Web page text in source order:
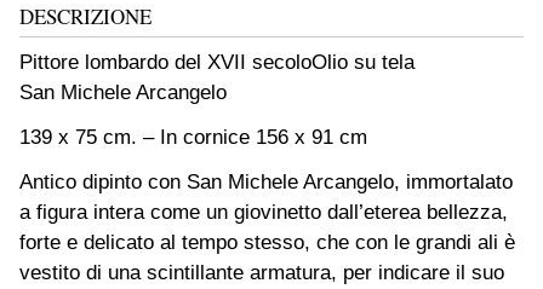
DESCRIZIONE
Pittore lombardo del XVII secolo
San Michele Arcangelo
Olio su tela
139 x 75 cm. – In cornice 156 x 91 cm
Antico dipinto con San Michele Arcangelo, immortalato
a figura intera come un giovinetto dall’eterea bellezza,
forte e delicato al tempo stesso, che con le grandi ali è
vestito di una scintillante armatura, per indicare il suo